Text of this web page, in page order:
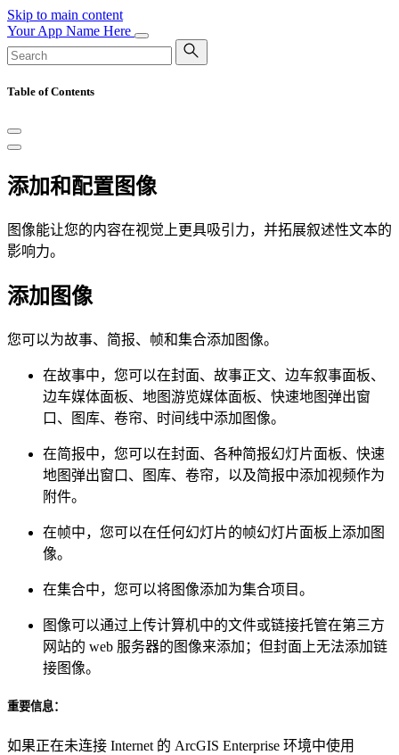
Skip to main content
Your App Name Here
Table of Contents
添加和配置图像
图像能让您的内容在视觉上更具吸引力，并拓展叙述性文本的
影响力。
添加图像
您可以为故事、简报、帧和集合添加图像。
在故事中，您可以在封面、故事正文、边车叙事面板、
边车媒体面板、地图游览媒体面板、快速地图弹出窗
口、图库、卷帘、时间线中添加图像。
在简报中，您可以在封面、各种简报幻灯片面板、快速
地图弹出窗口、图库、卷帘，以及简报中添加视频作为
附件。
在帧中，您可以在任何幻灯片的帧幻灯片面板上添加图
像。
在集合中，您可以将图像添加为集合项目。
图像可以通过上传计算机中的文件或链接托管在第三方
网站的 web 服务器的图像来添加；但封面上无法添加链
接图像。
重要信息：
如果正在未连接 Internet 的 ArcGIS Enterprise 环境中使用